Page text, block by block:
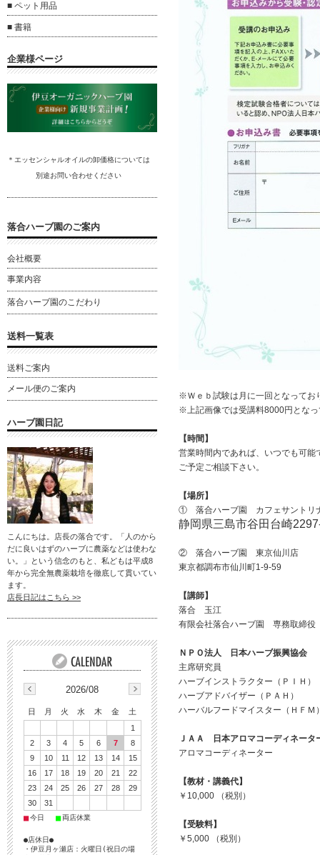
※Ｗｅｂ試験は月に一回となってお
※上記画像では受講料8000円とな
【時間】
営業時間内であれば、いつでも可能
ご予定ご相談下さい。
【場所】
① 落合ハーブ園 カフェサントリ
静岡県三島市谷田台崎
② 落合ハーブ園 東京仙川店
東京都調布市仙川町1-9-59
【講師】
落合 玉江
有限会社落合ハーブ園 専務取締役
ＮＰＯ法人 日本ハーブ振興協会
主席研究員
ハーブインストラクター（ＰＩＨ）
ハーブアドバイザー（ＰＡＨ）
ハーバルフードマイスター（ＨＦＭ
ＪＡＡ 日本アロマコーディネータ
アロマコーディネーター
【教材・講義代】
￥10,000 （税別）
【受験料】
￥5,000 （税別）
■ ペット用品
■ 書籍
企業様ページ
＊エッセンシャルオイルの卸価格については
別途お問い合わせください
落合ハーブ園のご案内
会社概要
事業内容
落合ハーブ園のこだわり
送料一覧表
送料ご案内
メール便のご案内
ハーブ園日記
こんにちは。店長の落合です。「人のから
だに良いはずのハーブに農薬などは使わな
い。」という信念のもと、私どもは平成8
年から完全無農薬栽培を徹底して貫いてい
ます。
店長日記はこちら >>
2026/08
日 月 火 水 木 金
土
1
2
3 4 5 6 7
8
9
10 11 12 13 14
15
16
17 18 19 20 21
22
23
24 25 26 27 28
29
30
31
■今日 ■両店休業
●店休日●
・伊豆月ヶ瀬店：火曜日(祝日の場